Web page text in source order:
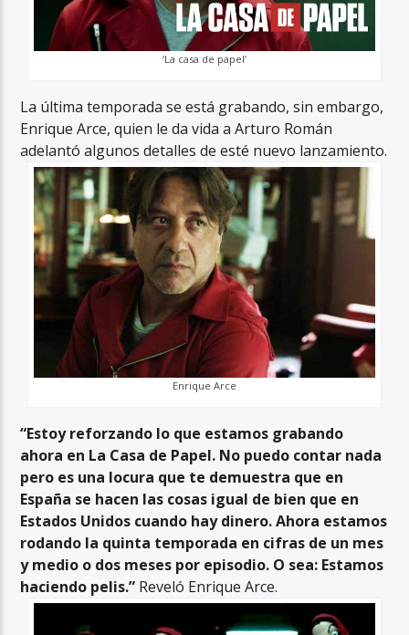
‘La casa de papel’
La última temporada se está grabando, sin embargo,
Enrique Arce, quien le da vida a Arturo Román
adelantó algunos detalles de esté nuevo lanzamiento.
Enrique Arce
“Estoy reforzando lo que estamos grabando
ahora en La Casa de Papel. No puedo contar nada
pero es una locura que te demuestra que en
España se hacen las cosas igual de bien que en
Estados Unidos cuando hay dinero. Ahora estamos
rodando la quinta temporada en cifras de un mes
y medio o dos meses por episodio. O sea: Estamos
haciendo pelis.” Reveló Enrique Arce.